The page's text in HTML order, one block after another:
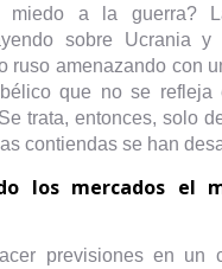
miedo a la guerra?
sobre Ucrania y
ruso amenazando con
que no se refleja
trata, entonces, solo
contiendas se han
los mercados el
previsiones en un